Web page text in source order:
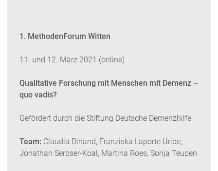
1. MethodenForum Witten
11. und 12. März 2021 (online)
Qualitative Forschung mit Menschen mit Demenz –
quo vadis?
Gefördert durch die Stiftung Deutsche Demenzhilfe
Team: Claudia Dinand, Franziska Laporte Uribe,
Jonathan Serbser-Koal, Martina Roes, Sonja Teupen